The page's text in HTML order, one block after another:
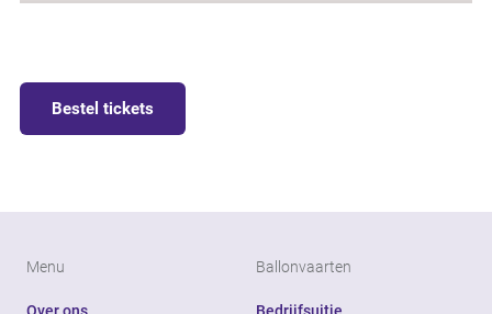
Bestel tickets
Menu Ballonvaarten